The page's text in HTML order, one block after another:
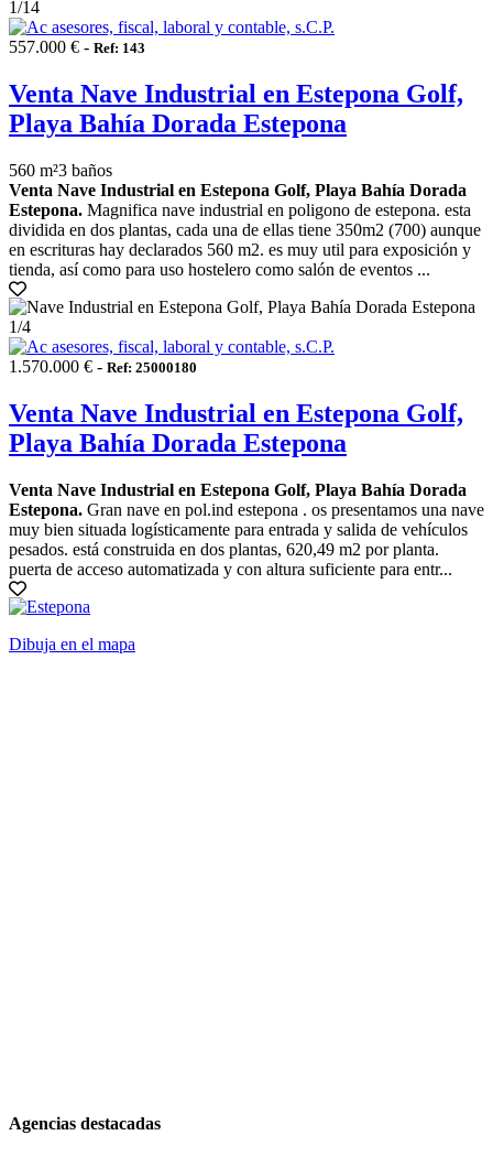
1/14
557.000 € - Ref: 143
Venta Nave Industrial en Estepona Golf,
Playa Bahía Dorada Estepona
560 m²3 baños
Venta Nave Industrial en Estepona Golf, Playa Bahía Dorada
Estepona. Magnifica nave industrial en poligono de estepona. esta
dividida en dos plantas, cada una de ellas tiene 350m2 (700) aunque
en escrituras hay declarados 560 m2. es muy util para exposición y
tienda, así como para uso hostelero como salón de eventos ...
1/4
1.570.000 € - Ref: 25000180
Venta Nave Industrial en Estepona Golf,
Playa Bahía Dorada Estepona
Venta Nave Industrial en Estepona Golf, Playa Bahía Dorada
Estepona. Gran nave en pol.ind estepona . os presentamos una nave
muy bien situada logísticamente para entrada y salida de vehículos
pesados. está construida en dos plantas, 620,49 m2 por planta.
puerta de acceso automatizada y con altura suficiente para entr...
Dibuja en el mapa
Agencias destacadas